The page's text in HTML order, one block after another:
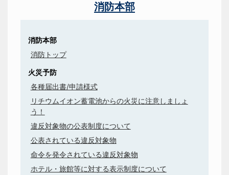
消防本部
消防本部
消防トップ
火災予防
各種届出書/申請様式
リチウムイオン蓄電池からの火災に注意しましょ
う！
違反対象物の公表制度について
公表されている違反対象物
命令を発令されている違反対象物
ホテル・旅館等に対する表示制度について